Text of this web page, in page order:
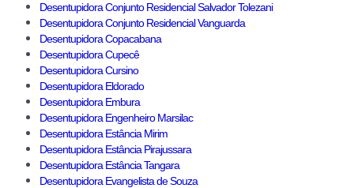
Desentupidora Conjunto Residencial Salvador Tolezani
Desentupidora Conjunto Residencial Vanguarda
Desentupidora Copacabana
Desentupidora Cupecê
Desentupidora Cursino
Desentupidora Eldorado
Desentupidora Embura
Desentupidora Engenheiro Marsilac
Desentupidora Estância Mirim
Desentupidora Estância Pirajussara
Desentupidora Estância Tangara
Desentupidora Evangelista de Souza